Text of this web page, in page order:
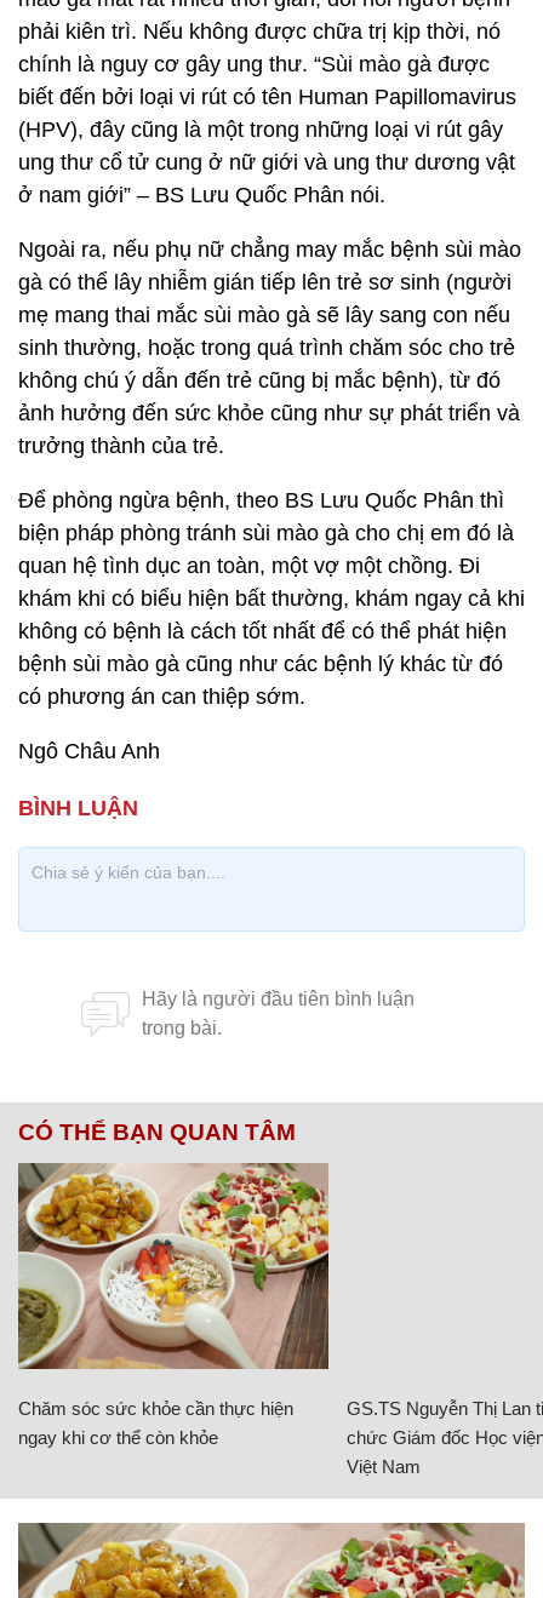
phải kiên trì. Nếu không được chữa trị kịp thời, nó
chính là nguy cơ gây ung thư. “Sùi mào gà được
biết đến bởi loại vi rút có tên Human Papillomavirus
(HPV), đây cũng là một trong những loại vi rút gây
ung thư cổ tử cung ở nữ giới và ung thư dương vật
ở nam giới” – BS Lưu Quốc Phân nói.
Ngoài ra, nếu phụ nữ chẳng may mắc bệnh sùi mào
gà có thể lây nhiễm gián tiếp lên trẻ sơ sinh (người
mẹ mang thai mắc sùi mào gà sẽ lây sang con nếu
sinh thường, hoặc trong quá trình chăm sóc cho trẻ
không chú ý dẫn đến trẻ cũng bị mắc bệnh), từ đó
ảnh hưởng đến sức khỏe cũng như sự phát triển và
trưởng thành của trẻ.
Để phòng ngừa bệnh, theo BS Lưu Quốc Phân thì
biện pháp phòng tránh sùi mào gà cho chị em đó là
quan hệ tình dục an toàn, một vợ một chồng. Đi
khám khi có biểu hiện bất thường, khám ngay cả khi
không có bệnh là cách tốt nhất để có thể phát hiện
bệnh sùi mào gà cũng như các bệnh lý khác từ đó
có phương án can thiệp sớm.
Ngô Châu Anh
CÓ THỂ BẠN QUAN TÂM
Chăm sóc sức khỏe cần thực hiện
ngay khi cơ thể còn khỏe
GS.TS Nguyễn Thị Lan
chức Giám đốc Học
Việt Nam